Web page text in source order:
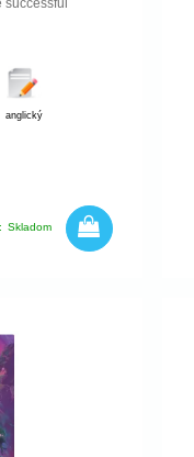
anglický
Skladom